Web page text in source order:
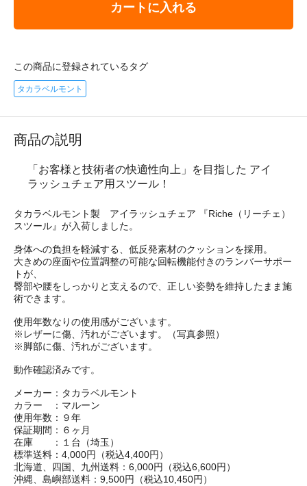
カートに入れる
この商品に登録されているタグ
タカラベルモント
商品の説明
「お客様と技術者の快適性向上」を目指した アイ
ラッシュチェア用スツール！
タカラベルモント製 アイラッシュチェア 『Riche（リーチェ）
スツール』が入荷しました。
身体への負担を軽減する、低反発素材のクッションを採用。
大きめの座面や位置調整の可能な回転機能付きのランバーサポー
トが、
臀部や腰をしっかりと支えるので、正しい姿勢を維持したまま施
術できます。
使用年数なりの使用感がございます。
※レザーに傷、汚れがございます。（写真参照）
※脚部に傷、汚れがございます。
動作確認済みです。
メーカー：タカラベルモント
カラー ：マルーン
使用年数：９年
保証期間：６ヶ月
在庫 ：１台（埼玉）
標準送料：4,000円（税込4,400円）
北海道、四国、九州送料：6,000円（税込6,600円）
沖縄、島嶼部送料：9,500円（税込10,450円）